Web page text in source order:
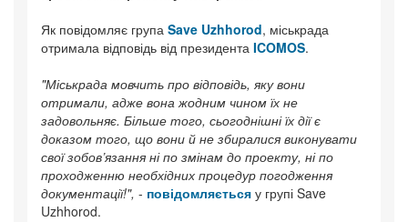
Як повідомляє група Save Uzhhorod, міськрада
отримала відповідь від президента ICOMOS.
"Міськрада мовчить про відповідь, яку вони
отримали, адже вона жодним чином їх не
задовольняє. Більше того, сьогоднішні їх дії є
доказом того, що вони й не збиралися виконувати
свої зобов’язання ні по змінам до проекту, ні по
проходженню необхідних процедур погодження
документації!", - повідомляється у групі Save
Uzhhorod.